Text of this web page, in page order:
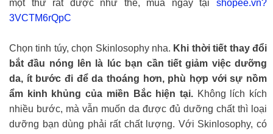
một thứ rất được như thế, mua ngay tại shopee.vn?
3VCTM6rQpC
Chọn tinh túy, chọn Skinlosophy nha. Khi thời tiết thay đổi
bắt đầu nóng lên là lúc bạn cần tiết giảm việc dưỡng
da, ít bước đi để da thoáng hơn, phù hợp với sự nồm
ẩm kinh khủng của miền Bắc hiện tại.Không lích kích
nhiều bước, mà vẫn muốn da được đủ dưỡng chất thì loại
dưỡng bạn dùng phải rất chất lượng. Với Skinlosophy, có